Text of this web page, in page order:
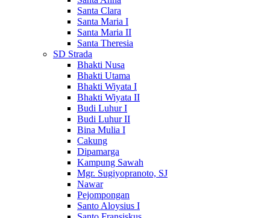
Santa Clara
Santa Maria I
Santa Maria II
Santa Theresia
SD Strada
Bhakti Nusa
Bhakti Utama
Bhakti Wiyata I
Bhakti Wiyata II
Budi Luhur I
Budi Luhur II
Bina Mulia I
Cakung
Dipamarga
Kampung Sawah
Mgr. Sugiyopranoto, SJ
Nawar
Pejompongan
Santo Aloysius I